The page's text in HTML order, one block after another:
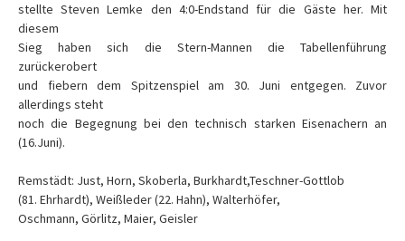
stellte Steven Lemke den 4:0-Endstand für die Gäste her. Mit
diesem
Sieg haben sich die Stern-Mannen die Tabellenführung
zurückerobert
und fiebern dem Spitzenspiel am 30. Juni entgegen. Zuvor
allerdings steht
noch die Begegnung bei den technisch starken Eisenachern an
(16.Juni).
Remstädt: Just, Horn, Skoberla, Burkhardt,Teschner-Gottlob
(81. Ehrhardt), Weißleder (22. Hahn), Walterhöfer,
Oschmann, Görlitz, Maier, Geisler